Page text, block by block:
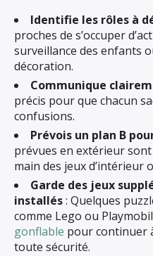
Identifie les rôles à
proches de s’occuper
surveillance des enfants
décoration.
Communique
précis pour que chacun
confusions.
Prévois un plan B
prévues en extérieur
main des jeux d’intérieur
Garde des jeux
installés: Quelques
comme Lego ou
gonflable pour continuer
toute sécurité.